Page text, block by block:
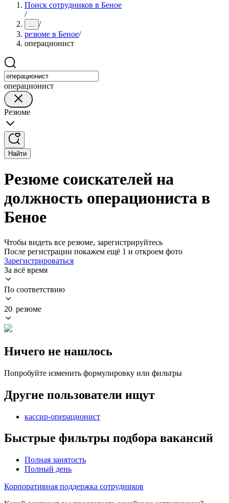
Поиск сотрудников в Беное
/
... /
резюме в Беное/
операционист
операционист
Резюме
Найти
Резюме соискателей на
должность операциониста в
Беное
Чтобы видеть все резюме, зарегистрируйтесь
После регистрации покажем ещё 1 и откроем фото
Зарегистрироваться
За всё время
По соответствию
20 резюме
Ничего не нашлось
Попробуйте изменить формулировку или фильтры
Другие пользователи ищут
кассир-операционист
Быстрые фильтры подбора вакансий
Полная занятость
Полный день
Корпоративная поддержка сотрудников